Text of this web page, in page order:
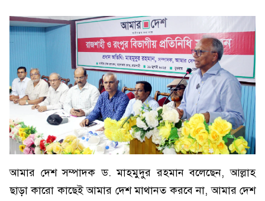
আমার দেশ সম্পাদক ড. মাহমুদুর রহমান বলেছেন, আল্লাহ
ছাড়া কারো কাছেই আমার দেশ মাথানত করবে না, আমার দেশ